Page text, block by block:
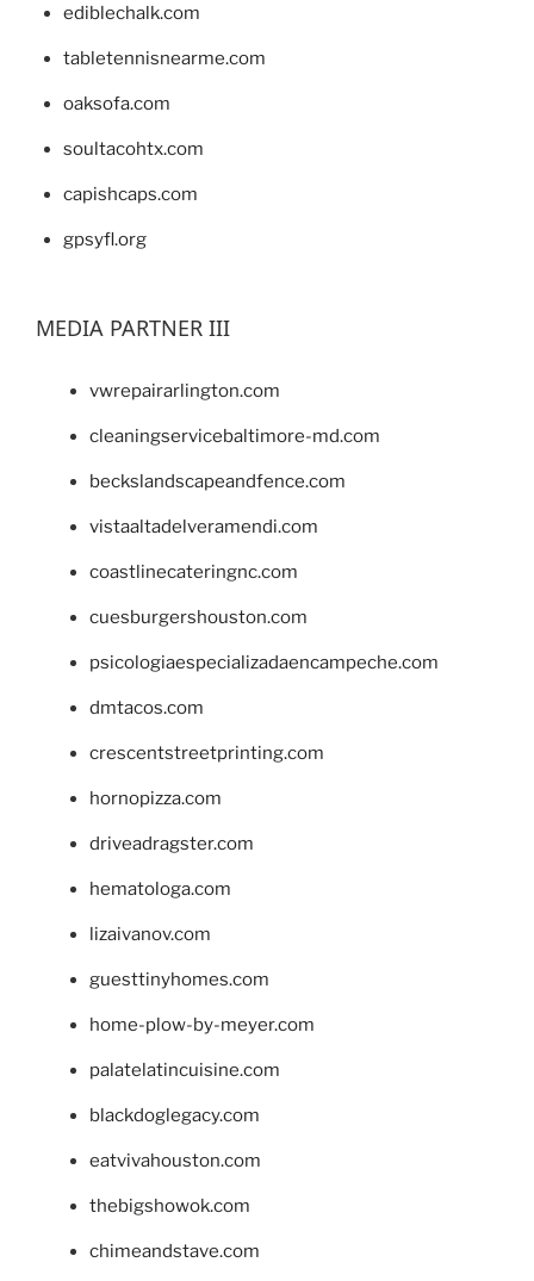
ediblechalk.com
tabletennisnearme.com
oaksofa.com
soultacohtx.com
capishcaps.com
gpsyfl.org
MEDIA PARTNER III
vwrepairarlington.com
cleaningservicebaltimore-md.com
beckslandscapeandfence.com
vistaaltadelveramendi.com
coastlinecateringnc.com
cuesburgershouston.com
psicologiaespecializadaencampeche.com
dmtacos.com
crescentstreetprinting.com
hornopizza.com
driveadragster.com
hematologa.com
lizaivanov.com
guesttinyhomes.com
home-plow-by-meyer.com
palatelatincuisine.com
blackdoglegacy.com
eatvivahouston.com
thebigshowok.com
chimeandstave.com